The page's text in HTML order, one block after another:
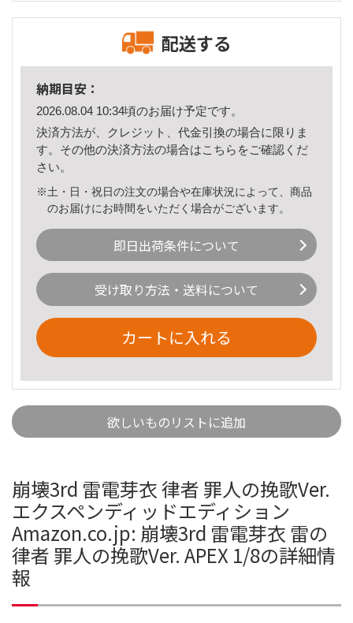
配送する
納期目安：
2026.08.04 10:34頃のお届け予定です。
決済方法が、クレジット、代金引換の場合に限りま
す。その他の決済方法の場合はこちら をご確認くだ
さい。
※土・日・祝日の注文の場合や在庫状況によって、商品
のお届けにお時間をいただく場合がございます。
即日出荷条件について
受け取り方法・送料について
カートに入れる
欲しいものリストに追加
崩壊3rd 雷電芽衣 律者 罪人の挽歌Ver.
エクスペンディッドエディション
Amazon.co.jp: 崩壊3rd 雷電芽衣 雷の
律者 罪人の挽歌Ver. APEX 1/8の詳細情
報